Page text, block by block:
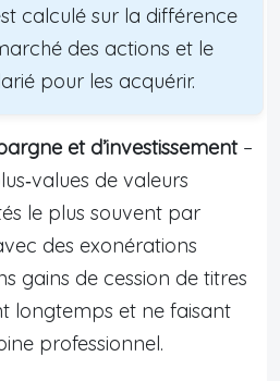
calculé sur la différence
des actions et le
pour les acquérir.
et d’investissement–
de valeurs
le plus souvent par
des exonérations
gains de cession de titres
longtemps et ne faisant
professionnel.